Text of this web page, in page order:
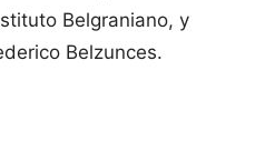
Belgraniano, y
Belzunces.